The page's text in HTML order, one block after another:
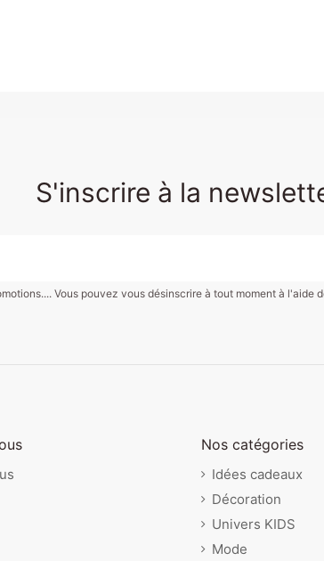
S'inscrire à la
Vous pouvez vous désinscrire à tout moment à
Nos catégories
Idées cadeaux
Décoration
Univers KIDS
Mode